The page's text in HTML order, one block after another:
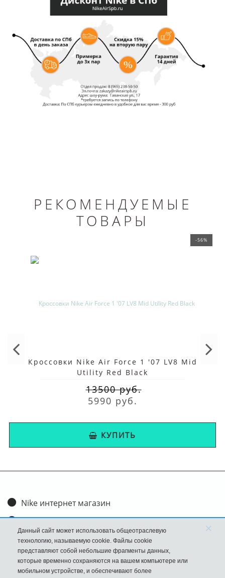
РЕКОМЕНДУЕМЫЕ
ТОВАРЫ
-56%
Кроссовки Nike Air Force 1 '07 LV8 Mid
Utility Red Black
13500 руб.
5990 руб.
КУПИТЬ
Nike интернет магазин
Доставка и оплата
Обмен и возврат
Размеры
FAQ
Данный сайт может использовать общеотраслевую
технологию, называемую cookie. Файлы cookie
представляют собой небольшие фрагменты данных,
которые временно сохраняются на вашем компьютере или
мобильном устройстве, и обеспечивают более
×